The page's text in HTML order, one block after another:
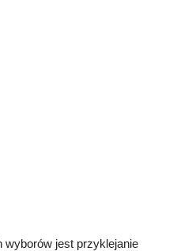
wyborów jest przyklejanie